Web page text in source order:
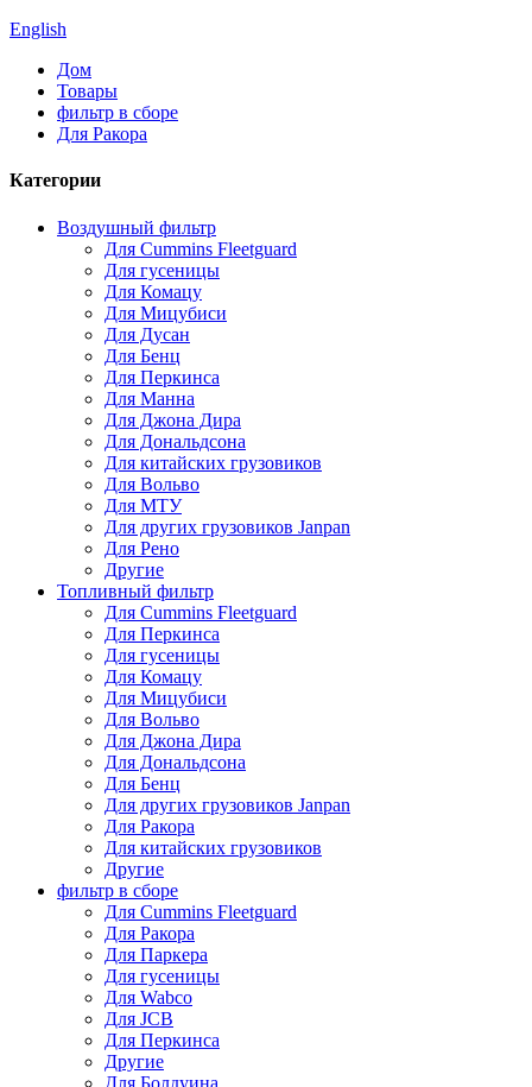
English
Дом
Товары
фильтр в сборе
Для Ракора
Категории
Воздушный фильтр
Для Cummins Fleetguard
Для гусеницы
Для Комацу
Для Мицубиси
Для Дусан
Для Бенц
Для Перкинса
Для Манна
Для Джона Дира
Для Дональдсона
Для китайских грузовиков
Для Вольво
Для МТУ
Для других грузовиков Janpan
Для Рено
Другие
Топливный фильтр
Для Cummins Fleetguard
Для Перкинса
Для гусеницы
Для Комацу
Для Мицубиси
Для Вольво
Для Джона Дира
Для Дональдсона
Для Бенц
Для других грузовиков Janpan
Для Ракора
Для китайских грузовиков
Другие
фильтр в сборе
Для Cummins Fleetguard
Для Ракора
Для Паркера
Для гусеницы
Для Wabco
Для JCB
Для Перкинса
Другие
Для Болдуина